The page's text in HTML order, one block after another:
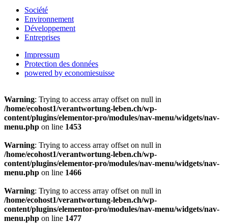
Société
Environnement
Développement
Entreprises
Impressum
Protection des données
powered by economiesuisse
Warning: Trying to access array offset on null in
/home/ecohost1/verantwortung-leben.ch/wp-
content/plugins/elementor-pro/modules/nav-menu/widgets/nav-
menu.php on line 1453
Warning: Trying to access array offset on null in
/home/ecohost1/verantwortung-leben.ch/wp-
content/plugins/elementor-pro/modules/nav-menu/widgets/nav-
menu.php on line 1466
Warning: Trying to access array offset on null in
/home/ecohost1/verantwortung-leben.ch/wp-
content/plugins/elementor-pro/modules/nav-menu/widgets/nav-
menu.php on line 1477